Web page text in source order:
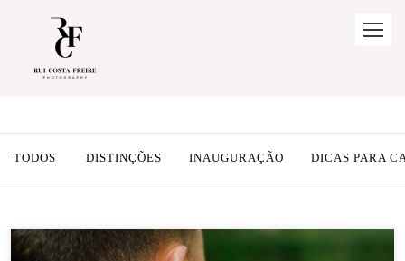
TODOS DISTINÇÕES INAUGURAÇÃO DICAS PARA